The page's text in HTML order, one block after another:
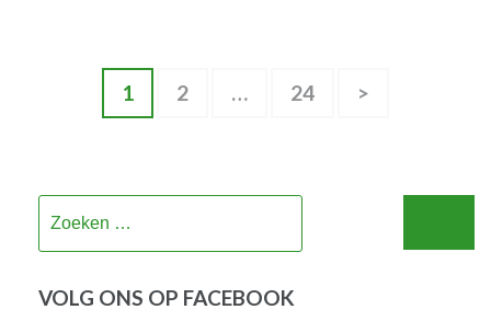
BerichtenPagina
1 Pagina
2 … Pagina
24 >
VOLG ONS OP FACEBOOK